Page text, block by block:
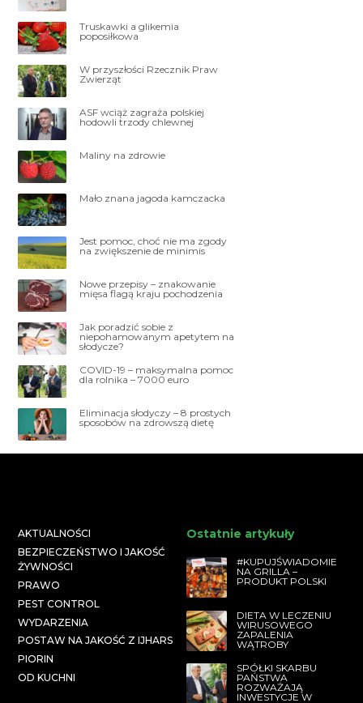
Truskawki a glikemia
poposiłkowa
W przyszłości Rzecznik Praw
Zwierząt
ASF wciąż zagraża polskiej
hodowli trzody chlewnej
Maliny na zdrowie
Mało znana jagoda kamczacka
Jest pomoc, choć nie ma zgody
na zwiększenie de minimis
Nowe przepisy – znakowanie
mięsa flagą kraju pochodzenia
Jak poradzić sobie z
niepohamowanym apetytem na
słodycze?
COVID-19 – maksymalna pomoc
dla rolnika – 7000 euro
Eliminacja słodyczy – 8 prostych
sposobów na zdrowszą dietę
AKTUALNOŚCI
BEZPIECZEŃSTWO I JAKOŚĆ
ŻYWNOŚCI
PRAWO
PEST CONTROL
WYDARZENIA
POSTAW NA JAKOŚĆ Z IJHARS
PIORIN
OD KUCHNI
Ostatnie artykuły
#KUPUJŚWIADOMIE
NA GRILLA –
PRODUKT POLSKI
DIETA W LECZENIU
WIRUSOWEGO
ZAPALENIA
WĄTROBY
SPÓŁKI SKARBU
PAŃSTWA
ROZWAŻAJĄ
INWESTYCJE W